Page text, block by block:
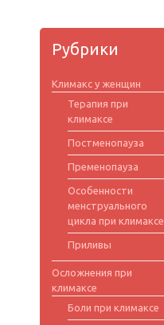
Рубрики
Климакс у женщин
Терапия при
климаксе
Постменопауза
Пременопауза
Особенности
менструального
цикла при климаксе
Приливы
Осложнения при
климаксе
Боли при климаксе